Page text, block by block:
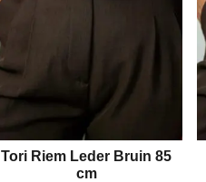
Tori Riem Leder Bruin 85
cm